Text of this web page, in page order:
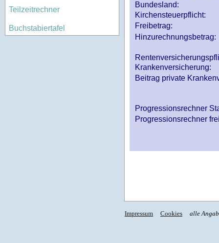
Teilzeitrechner
Buchstabiertafel
Bundesland:
Kirchensteuerpflicht:
Freibetrag:
Hinzurechnungsbetrag:
Krankenversicherung:
Beitrag private
Progressionsrechner
Progressionsrechner
Impressum Cookies alle